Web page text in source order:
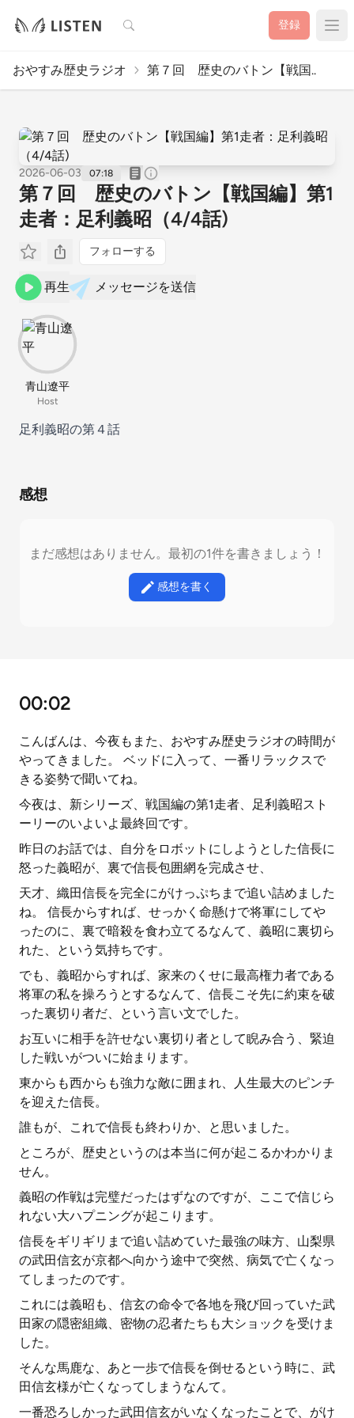
検索 登録
おやすみ歴史ラジオ 第７回 歴史のバトン【戦国..
2026-06-03 07:18
第７回 歴史のバトン【戦国編】第1
走者：足利義昭（4/4話)
フォローする
再生 メッセージを送信
青山遼平
Host
足利義昭の第４話
感想
まだ感想はありません。最初の1件を書きましょう！
感想を書く
00:02
こんばんは、今夜もまた、おやすみ歴史ラジオの時間が
やってきました。 ベッドに入って、一番リラックスで
きる姿勢で聞いてね。
今夜は、新シリーズ、戦国編の第1走者、足利義昭スト
ーリーのいよいよ最終回です。
昨日のお話では、自分をロボットにしようとした信長に
怒った義昭が、裏で信長包囲網を完成させ、
天才、織田信長を完全にがけっぷちまで追い詰めました
ね。 信長からすれば、せっかく命懸けで将軍にしてや
ったのに、裏で暗殺を食わ立てるなんて、義昭に裏切ら
れた、という気持ちです。
でも、義昭からすれば、家来のくせに最高権力者である
将軍の私を操ろうとするなんて、信長こそ先に約束を破
った裏切り者だ、という言い文でした。
お互いに相手を許せない裏切り者として睨み合う、緊迫
した戦いがついに始まります。
東からも西からも強力な敵に囲まれ、人生最大のピンチ
を迎えた信長。
誰もが、これで信長も終わりか、と思いました。
ところが、歴史というのは本当に何が起こるかわかりま
せん。
義昭の作戦は完璧だったはずなのですが、ここで信じら
れない大ハプニングが起こります。
信長をギリギリまで追い詰めていた最強の味方、山梨県
の武田信玄が京都へ向かう途中で突然、病気で亡くなっ
てしまったのです。
これには義昭も、信玄の命令で各地を飛び回っていた武
田家の隠密組織、密物の忍者たちも大ショックを受けま
した。
そんな馬鹿な、あと一歩で信長を倒せるという時に、武
田信玄様が亡くなってしまうなんて。
一番恐ろしかった武田信玄がいなくなったことで、がけ